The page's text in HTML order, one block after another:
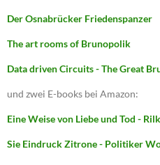
Der Osnabrücker Friedenspanzer
The art rooms of Brunopolik
Data driven Circuits - The Great
und zwei E-books bei Amazon:
Eine Weise von Liebe und Tod -
Sie Eindruck Zitrone - Politiker